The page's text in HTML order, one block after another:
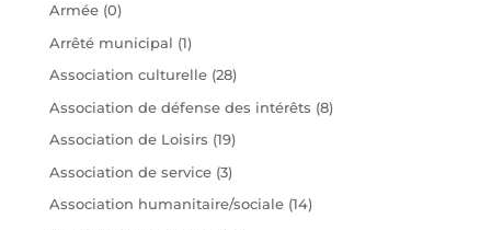
Armée(0)
Arrêté municipal (1)
Association culturelle(28)
Association de défense des intérêts (8)
Association de Loisirs (19)
Association de service(3)
Association humanitaire/sociale(14)